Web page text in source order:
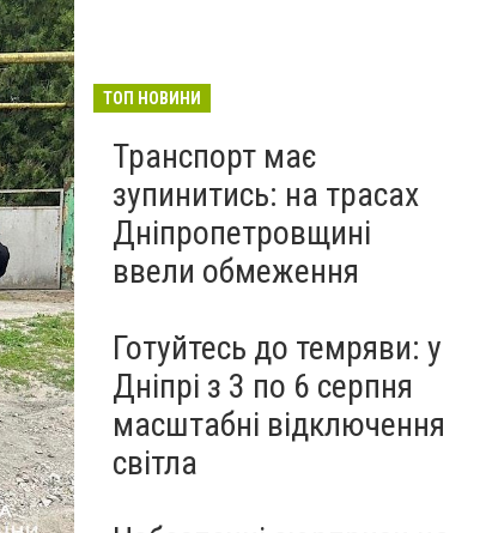
ТОП НОВИНИ
Транспорт має
зупинитись: на трасах
Дніпропетровщині
ввели обмеження
Готуйтесь до темряви: у
Дніпрі з 3 по 6 серпня
масштабні відключення
світла